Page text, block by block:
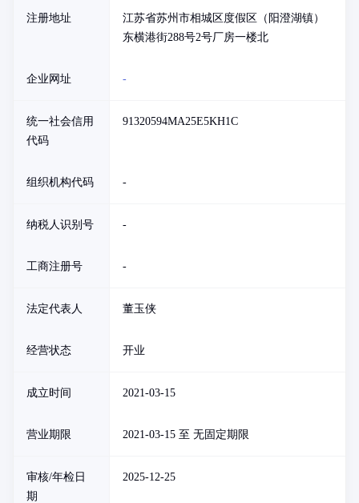
注册地址
江苏省苏州市相城区度假区（阳澄湖镇）
东横港街288号2号厂房一楼北
企业网址 -
统一社会信用
代码
91320594MA25E5KH1C
组织机构代码 -
纳税人识别号 -
工商注册号 -
法定代表人 董玉侠
经营状态 开业
成立时间 2021-03-15
营业期限 2021-03-15 至 无固定期限
审核/年检日
期
2025-12-25